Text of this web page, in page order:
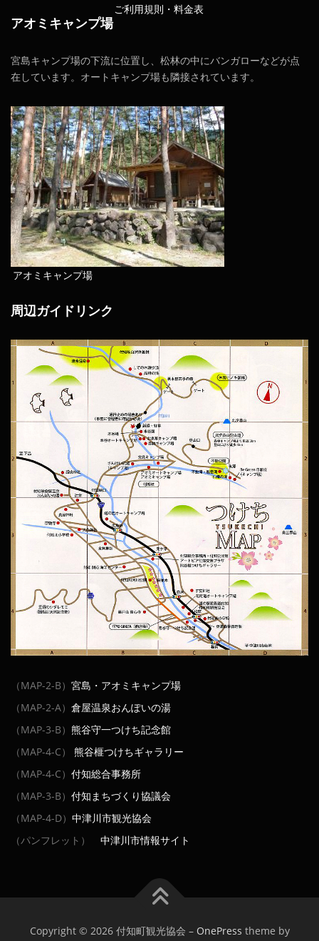
ご利用規則・料金表
アオミキャンプ場
宮島キャンプ場の下流に位置し、松林の中にバンガローなどが点
在しています。オートキャンプ場も隣接されています。
アオミキャンプ場
周辺ガイドリンク
（MAP-2-B） 宮島・アオミキャンプ場
（MAP-2-A） 倉屋温泉おんぽいの湯
（MAP-3-B） 熊谷守一つけち記念館
（MAP-4-C）
熊谷榧つけちギャラリー
（MAP-4-C） 付知総合事務所
（MAP-3-B） 付知まちづくり協議会
（MAP-4-D） 中津川市観光協会
（パンフレット）
中津川市情報サイト
Copyright © 2026 付知町観光協会 – OnePress theme by